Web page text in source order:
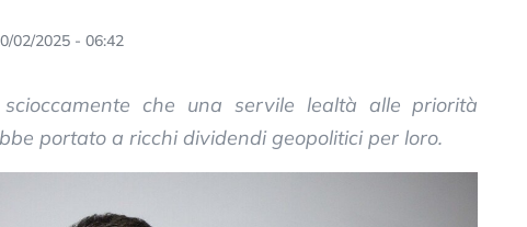
02/2025 - 06:42
che una servile lealtà alle priorità
portato a ricchi dividendi geopolitici per loro.